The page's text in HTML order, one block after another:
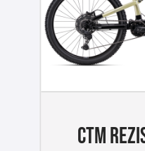
CTM